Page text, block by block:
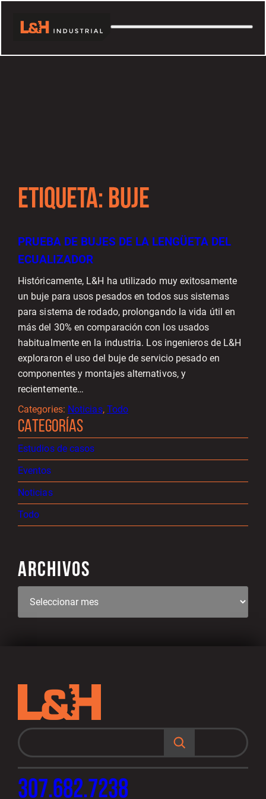
CATEGORÍAS
Estudios de casos
Eventos
Noticias
Todo
ARCHIVOS
ETIQUETA: BUJE
PRUEBA DE BUJES DE LA LENGÜETA DEL
ECUALIZADOR
Históricamente, L&H ha utilizado muy exitosamente
un buje para usos pesados en todos sus sistemas
para sistema de rodado, prolongando la vida útil en
más del 30% en comparación con los usados
habitualmente en la industria. Los ingenieros de L&H
exploraron el uso del buje de servicio pesado en
componentes y montajes alternativos, y
recientemente…
Categories: Noticias, Todo
u
a
307.682.7238